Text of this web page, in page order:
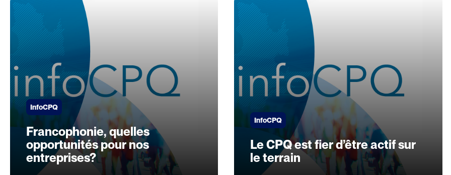
InfoCPQ
Francophonie, quelles
opportunités pour nos
entreprises?
InfoCPQ
Le CPQ est fier d’être actif sur
le terrain